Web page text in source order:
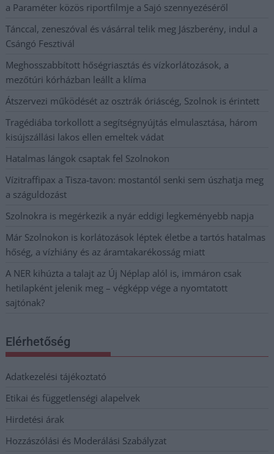
a Paraméter közös riportfilmje a Sajó szennyezéséről
Tánccal, zeneszóval és vásárral telik meg Jászberény, indul a
Csángó Fesztivál
Meghosszabbított hőségriasztás és vízkorlátozások, a
mezőtúri kórházban leállt a klíma
Átszervezi működését az osztrák óriáscég, Szolnok is érintett
Tragédiába torkollott a segítségnyújtás elmulasztása, három
kisújszállási lakos ellen emeltek vádat
Hatalmas lángok csaptak fel Szolnokon
Vízitraffipax a Tisza-tavon: mostantól senki sem úszhatja meg
a száguldozást
Szolnokra is megérkezik a nyár eddigi legkeményebb napja
Már Szolnokon is korlátozások léptek életbe a tartós hatalmas
hőség, a vízhiány és az áramtakarékosság miatt
A NER kihúzta a talajt az Új Néplap alól is, immáron csak
hetilapként jelenik meg – végképp vége a nyomtatott
sajtónak?
Elérhetőség
Adatkezelési tájékoztató
Etikai és függetlenségi alapelvek
Hirdetési árak
Hozzászólási és Moderálási Szabályzat